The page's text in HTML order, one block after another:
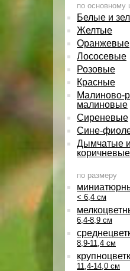
по основному
Белые и
Желтые
Оранжевые
Лососевые
Розовые
Красные
Малиново-
малиновые
Сиреневые
Сине-
Дымчатые и
коричневые
по размеру
< 6,4 см
6,4-8,9 см
8,9-11,4 см
11,4-14,0 см